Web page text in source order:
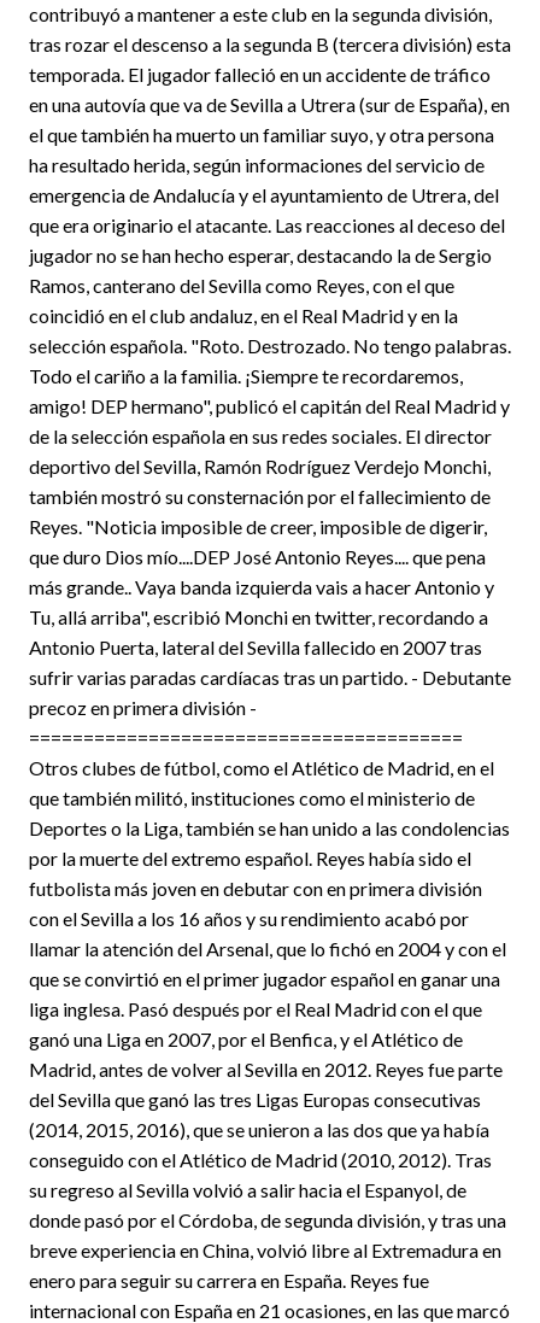
contribuyó a mantener a este club en la segunda división,
tras rozar el descenso a la segunda B (tercera división) esta
temporada. El jugador falleció en un accidente de tráfico
en una autovía que va de Sevilla a Utrera (sur de España), en
el que también ha muerto un familiar suyo, y otra persona
ha resultado herida, según informaciones del servicio de
emergencia de Andalucía y el ayuntamiento de Utrera, del
que era originario el atacante. Las reacciones al deceso del
jugador no se han hecho esperar, destacando la de Sergio
Ramos, canterano del Sevilla como Reyes, con el que
coincidió en el club andaluz, en el Real Madrid y en la
selección española. "Roto. Destrozado. No tengo palabras.
Todo el cariño a la familia. ¡Siempre te recordaremos,
amigo! DEP hermano", publicó el capitán del Real Madrid y
de la selección española en sus redes sociales. El director
deportivo del Sevilla, Ramón Rodríguez Verdejo Monchi,
también mostró su consternación por el fallecimiento de
Reyes. "Noticia imposible de creer, imposible de digerir,
que duro Dios mío....DEP José Antonio Reyes.... que pena
más grande.. Vaya banda izquierda vais a hacer Antonio y
Tu, allá arriba", escribió Monchi en twitter, recordando a
Antonio Puerta, lateral del Sevilla fallecido en 2007 tras
sufrir varias paradas cardíacas tras un partido. - Debutante
precoz en primera división -
========================================
Otros clubes de fútbol, como el Atlético de Madrid, en el
que también militó, instituciones como el ministerio de
Deportes o la Liga, también se han unido a las condolencias
por la muerte del extremo español. Reyes había sido el
futbolista más joven en debutar con en primera división
con el Sevilla a los 16 años y su rendimiento acabó por
llamar la atención del Arsenal, que lo fichó en 2004 y con el
que se convirtió en el primer jugador español en ganar una
liga inglesa. Pasó después por el Real Madrid con el que
ganó una Liga en 2007, por el Benfica, y el Atlético de
Madrid, antes de volver al Sevilla en 2012. Reyes fue parte
del Sevilla que ganó las tres Ligas Europas consecutivas
(2014, 2015, 2016), que se unieron a las dos que ya había
conseguido con el Atlético de Madrid (2010, 2012). Tras
su regreso al Sevilla volvió a salir hacia el Espanyol, de
donde pasó por el Córdoba, de segunda división, y tras una
breve experiencia en China, volvió libre al Extremadura en
enero para seguir su carrera en España. Reyes fue
internacional con España en 21 ocasiones, en las que marcó